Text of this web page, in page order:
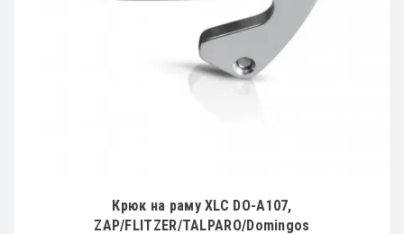
Крюк на раму XLC DO-A107,
ZAP/FLITZER/TALPARO/Domingos